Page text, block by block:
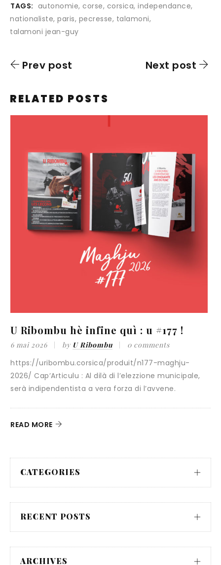
TAGS: autonomie, corse, corsica, independance,
nationaliste, paris, pecresse, talamoni,
talamoni jean-guy
Prev post Next post
RELATED POSTS
hè infine quì : u #177 !
byU Ribombu 0 comments
produit/n177-maghju-
: Al dilà di l’elezzione municipale,
a vera forza di l’avvene.
Sfida Nova
français
25 octobre 2025
Il y a quelques
CATEGORIES
RECENT POSTS
ARCHIVES